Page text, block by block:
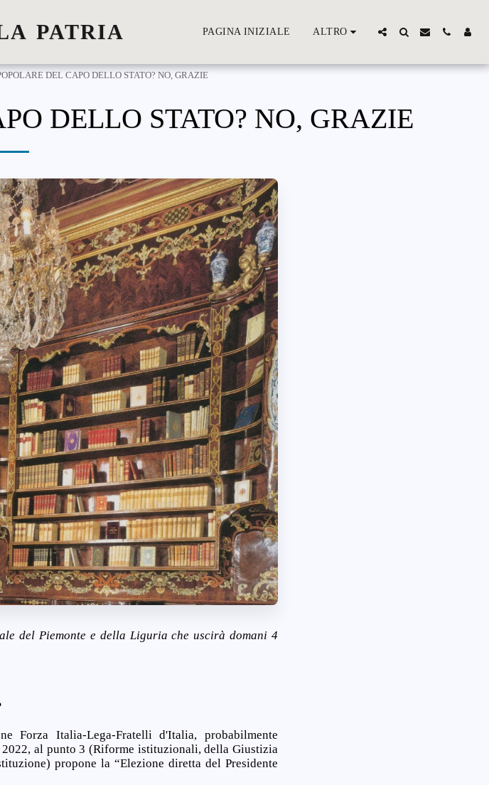
PATRIA PAGINA INIZIALE ALTRO
DEL CAPO DELLO STATO? NO, GRAZIE
DELLO STATO? NO, GRAZIE
del Piemonte e della Liguria che uscirà domani 4
Forza Italia-Lega-Fratelli d'Italia, probabilmente
al punto 3 (Riforme istituzionali, della Giustizia
propone la “Elezione diretta del Presidente